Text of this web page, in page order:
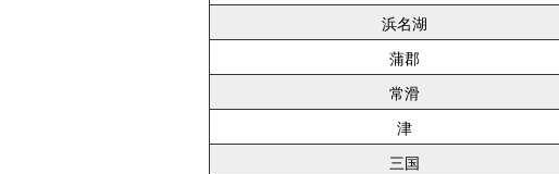
浜名湖
蒲郡
常滑
津
三国